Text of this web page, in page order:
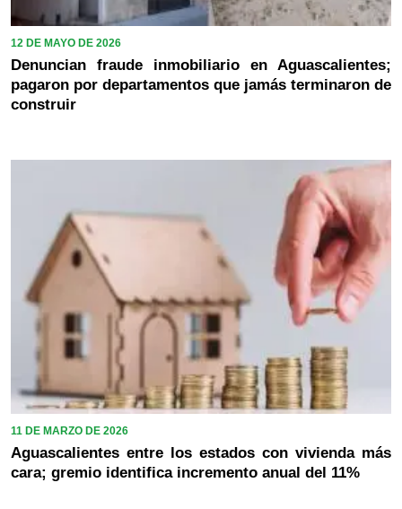
12 DE MAYO DE 2026
Denuncian fraude inmobiliario en Aguascalientes;
pagaron por departamentos que jamás terminaron de
construir
11 DE MARZO DE 2026
Aguascalientes entre los estados con vivienda más
cara; gremio identifica incremento anual del 11%